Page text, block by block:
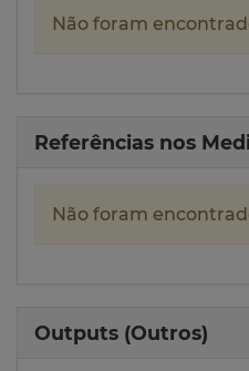
Não foram
Referências nos
Não foram
Outputs (Outros)